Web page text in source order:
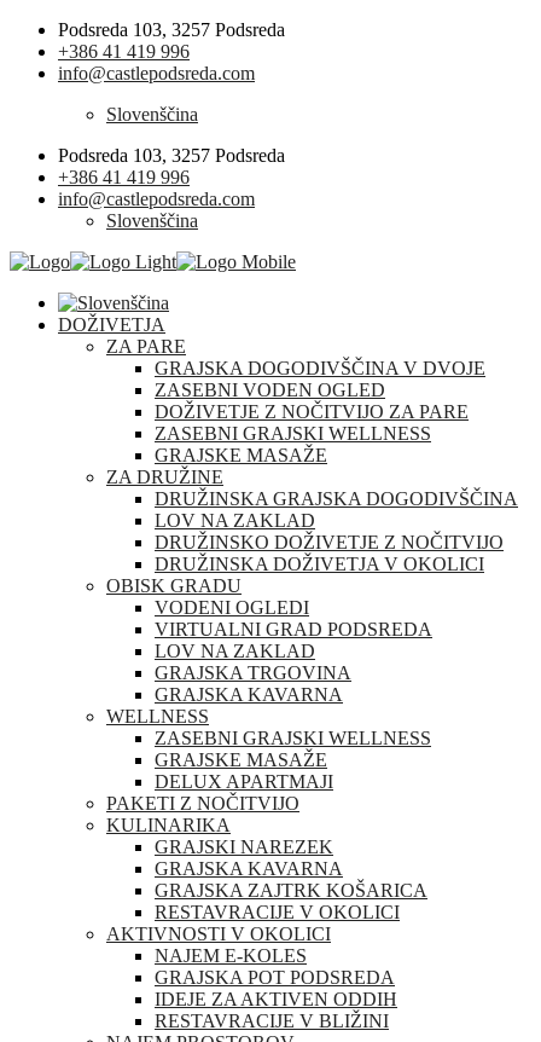
Podsreda 103, 3257 Podsreda
+386 41 419 996
info@castlepodsreda.com
Slovenščina
Podsreda 103, 3257 Podsreda
+386 41 419 996
info@castlepodsreda.com
Slovenščina
DOŽIVETJA
ZA PARE
GRAJSKA DOGODIVŠČINA V DVOJE
ZASEBNI VODEN OGLED
DOŽIVETJE Z NOČITVIJO ZA PARE
ZASEBNI GRAJSKI WELLNESS
GRAJSKE MASAŽE
ZA DRUŽINE
DRUŽINSKA GRAJSKA DOGODIVŠČINA
LOV NA ZAKLAD
DRUŽINSKO DOŽIVETJE Z NOČITVIJO
DRUŽINSKA DOŽIVETJA V OKOLICI
OBISK GRADU
VODENI OGLEDI
VIRTUALNI GRAD PODSREDA
LOV NA ZAKLAD
GRAJSKA TRGOVINA
GRAJSKA KAVARNA
WELLNESS
ZASEBNI GRAJSKI WELLNESS
GRAJSKE MASAŽE
DELUX APARTMAJI
PAKETI Z NOČITVIJO
KULINARIKA
GRAJSKI NAREZEK
GRAJSKA KAVARNA
GRAJSKA ZAJTRK KOŠARICA
RESTAVRACIJE V OKOLICI
AKTIVNOSTI V OKOLICI
NAJEM E-KOLES
GRAJSKA POT PODSREDA
IDEJE ZA AKTIVEN ODDIH
RESTAVRACIJE V BLIŽINI